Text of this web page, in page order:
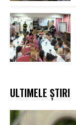
ULTIMELE ȘTIRI